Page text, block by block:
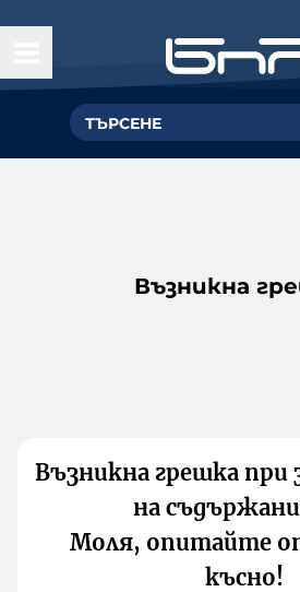
Възникна
Възникна грешка при
на
Моля, опитайте
късно!